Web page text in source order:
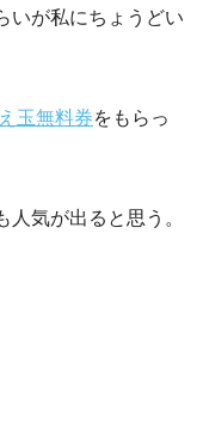
いが私にちょうどい
玉無料券をもらっ
気が出ると思う。